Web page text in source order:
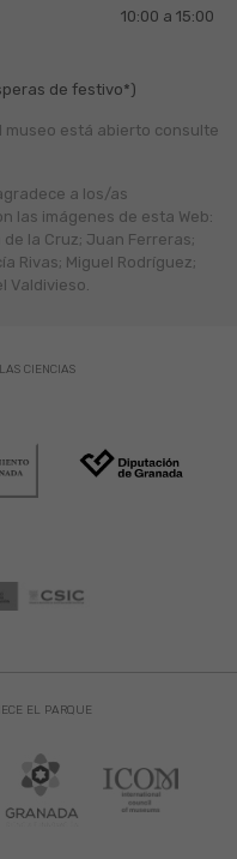
10:00 a 15:00
de festivo*)
museo está abierto consulte
a los/as
las imágenes de esta Web:
la Cruz; Juan Ferreras;
Rivas; Miguel Rodríguez;
Valdivieso.
EL PARQUE
CIENCIAS